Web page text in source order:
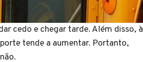
cedo e chegar tarde. Além disso, à
tende a aumentar. Portanto,